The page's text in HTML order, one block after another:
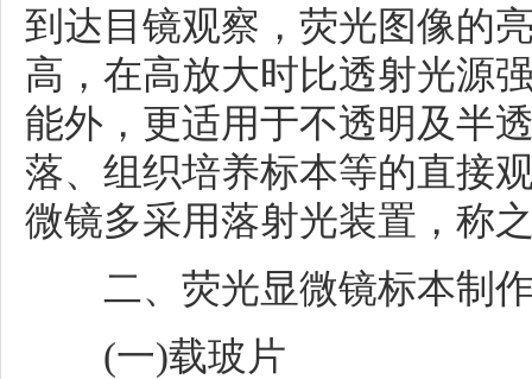
到达目镜观察，荧光图像的
高，在高放大时比透射光源
能外，更适用于不透明及半
落、组织培养标本等的直接
微镜多采用落射光装置，称
二、荧光显微镜标本制
(一)载玻片